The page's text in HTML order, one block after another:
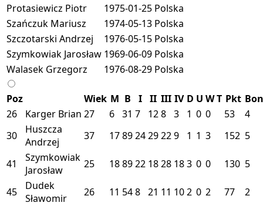
Protasiewicz Piotr
1975-01-25 Polska
Szańczuk Mariusz
1974-05-13 Polska
Szczotarski Andrzej
1976-05-15 Polska
Szymkowiak Jarosław 1969-06-09 Polska
Walasek Grzegorz
1976-08-29 Polska
Poz Wiek M B I II III IV D U WT Pkt Bon
26
Karger Brian 27 6 31 7 128 3 1 0 0 53
4
30
Huszcza
Andrzej
37 17892429229 1 1 3 152 5
41
Szymkowiak
Jarosław
25 188922 1828 183 0 0 130 5
45
Dudek
Sławomir
26 11 548 21 11 102 0 2 77 2